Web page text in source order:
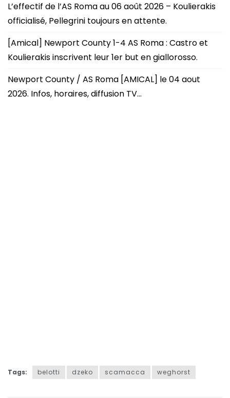
L’effectif de l’AS Roma au 06 août 2026 – Koulierakis
officialisé, Pellegrini toujours en attente.
[Amical] Newport County 1-4 AS Roma : Castro et
Koulierakis inscrivent leur 1er but en giallorosso.
Newport County / AS Roma [AMICAL] le 04 aout
2026. Infos, horaires, diffusion TV…
Tags: belotti dzeko scamacca weghorst